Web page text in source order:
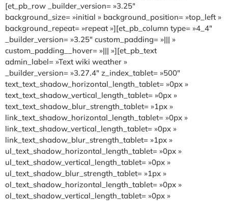
[et_pb_row _builder_version= »3.25″
background_size= »initial » background_position= »top_left »
background_repeat= »repeat »][et_pb_column type= »4_4″
_builder_version= »3.25″ custom_padding= »||| »
custom_padding__hover= »||| »][et_pb_text
admin_label= »Text wiki weather »
_builder_version= »3.27.4″ z_index_tablet= »500″
text_text_shadow_horizontal_length_tablet= »0px »
text_text_shadow_vertical_length_tablet= »0px »
text_text_shadow_blur_strength_tablet= »1px »
link_text_shadow_horizontal_length_tablet= »0px »
link_text_shadow_vertical_length_tablet= »0px »
link_text_shadow_blur_strength_tablet= »1px »
ul_text_shadow_horizontal_length_tablet= »0px »
ul_text_shadow_vertical_length_tablet= »0px »
ul_text_shadow_blur_strength_tablet= »1px »
ol_text_shadow_horizontal_length_tablet= »0px »
ol_text_shadow_vertical_length_tablet= »0px »